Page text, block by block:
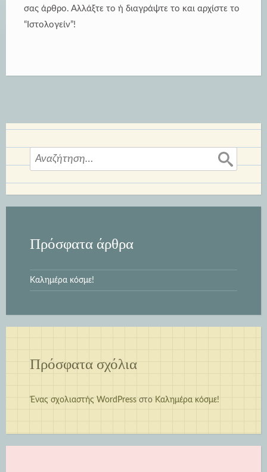
σας άρθρο. Αλλάξτε το ή διαγράψτε το και αρχίστε το
“Ιστολογείν”!
Αναζήτηση
για:
Πρόσφατα άρθρα
Καλημέρα κόσμε!
Πρόσφατα σχόλια
Ένας σχολιαστής WordPress στο Καλημέρα κόσμε!